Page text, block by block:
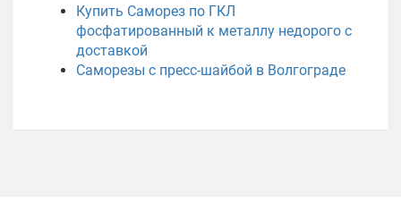
Купить Саморез по ГКЛ
фосфатированный к металлу недорого с
доставкой
Саморезы с пресс-шайбой в Волгограде